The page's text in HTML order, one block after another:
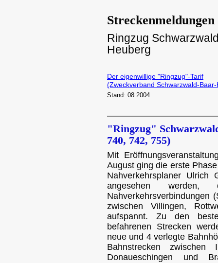
Streckenmeldungen
Ringzug
Heuberg
Der eigenwillige "Ringzug"-Tarif
(Zweckverband Schwarzwald-
Stand: 08.2004
"Ringzug"
740, 742, 755)
Mit
August ging die erste
Nahverkehrsplaner
angesehen
Nahverkehrsverbindungen
zwischen Villingen,
aufspannt. Zu den
befahrenen Strecken
neue und 4 verlegte
Bahnstrecken zwischen
Donaueschingen und